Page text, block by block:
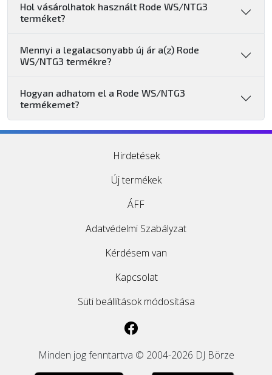
Hol vásárolhatok használt Rode WS/NTG3
terméket?
Mennyi a legalacsonyabb új ár a(z) Rode
WS/NTG3 termékre?
Hogyan adhatom el a Rode WS/NTG3
termékemet?
Hirdetések
Új termékek
ÁFF
Adatvédelmi Szabályzat
Kérdésem van
Kapcsolat
Süti beállítások módosítása
Minden jog fenntartva © 2004-2026 DJ Börze